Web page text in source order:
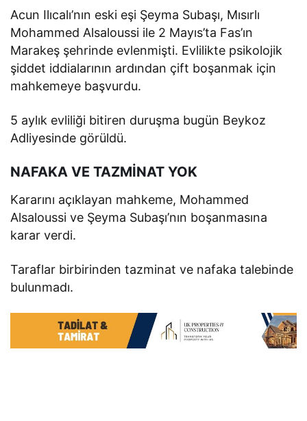
Acun Ilıcalı’nın eski eşi Şeyma Subaşı, Mısırlı
Mohammed Alsaloussi ile 2 Mayıs’ta Fas’ın
Marakeş şehrinde evlenmişti. Evlilikte psikolojik
şiddet iddialarının ardından çift boşanmak için
mahkemeye başvurdu.
5 aylık evliliği bitiren duruşma bugün Beykoz
Adliyesinde görüldü.
NAFAKA VE TAZMİNAT YOK
Kararını açıklayan mahkeme, Mohammed
Alsaloussi ve Şeyma Subaşı’nın boşanmasına
karar verdi.
Taraflar birbirinden tazminat ve nafaka talebinde
bulunmadı.